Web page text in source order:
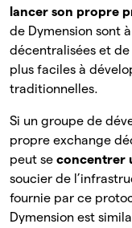
lancer son propre
de Dymension sont
décentralisées et
plus faciles à
traditionnelles.
Si un groupe de
propre exchange
peut se concentrer
soucier de
fournie par ce
Dymension est